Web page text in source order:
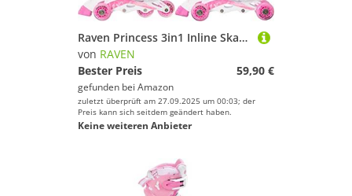
Raven Princess 3in1 Inline Skates Triskates Rollschuhe Inliner für Kinder Mädchen verstellbar (Pink, 34-37 (22cm-24cm))
von RAVEN
Bester Preis
59,90 €
gefunden bei Amazon
zuletzt überprüft am 27.09.2025 um 00:03; der
Preis kann sich seitdem geändert haben.
Keine weiteren Anbieter